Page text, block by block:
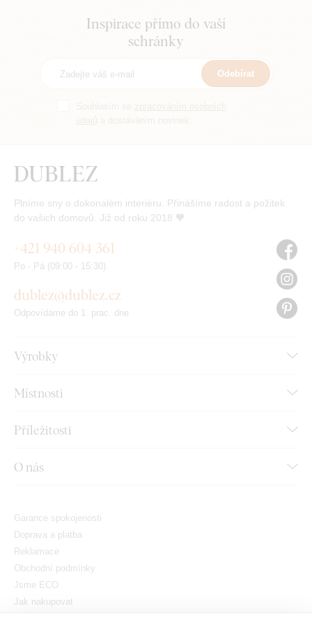
Inspirace přímo do vaší
schránky
Odebírat
Plníme sny o dokonalém interiéru. Přinášíme radost a požitek
do vašich domovů. Již od roku 2018 🧡
Výrobky
Místnosti
Příležitosti
O nás
+421 940 604 361
Po - Pá (09:00 - 15:30)
dublez@dublez.cz
Odpovídáme do 1. prac. dne
Garance spokojenosti
Doprava a platba
Reklamace
Obchodní podmínky
Jsme ECO
Jak nakupovat